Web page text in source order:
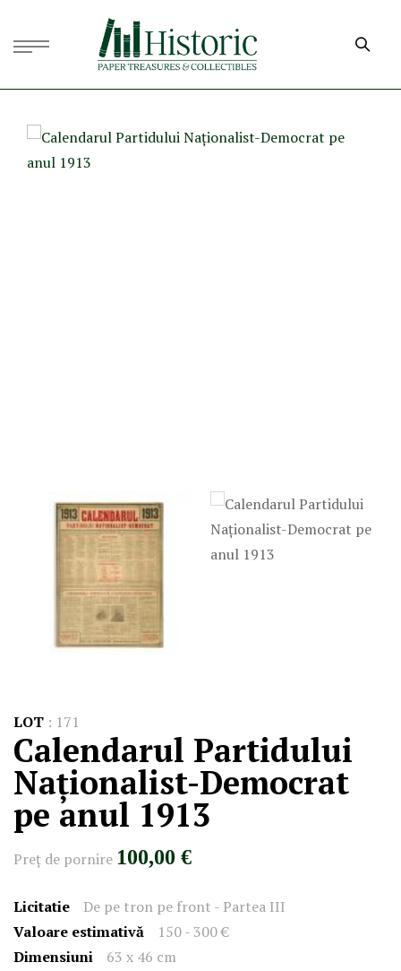
LOT : 171
Calendarul Partidului
Naționalist-Democrat
pe anul 1913
Preţ de pornire 100,00 €
Licitatie
De pe tron pe front - Partea III
Valoare estimativă
150 - 300 €
Dimensiuni
63 x 46 cm